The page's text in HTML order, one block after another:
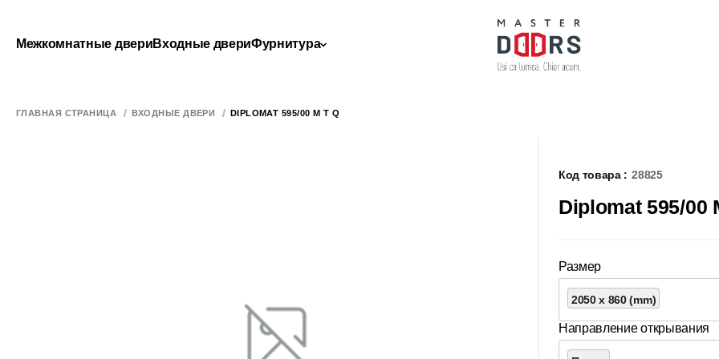
Межкомнатные двериВходные двериФурнитура
ГЛАВНАЯ СТРАНИЦА ВХОДНЫЕ ДВЕРИ DIPLOMAT 595/00 M T Q
Код товара : 28825
Diplomat 595/00
Размер
2050 x 860 (mm)
Направление открывания